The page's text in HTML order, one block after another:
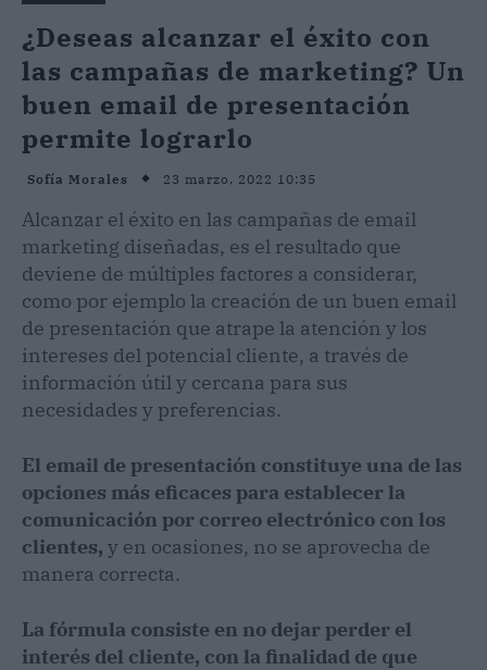
¿Deseas alcanzar el éxito con
las campañas de marketing? Un
buen email de presentación
permite lograrlo
Sofía Morales 23 marzo, 2022 10:35
Alcanzar el éxito en las campañas de email
marketing diseñadas, es el resultado que
deviene de múltiples factores a considerar,
como por ejemplo la creación de un buen email
de presentación que atrape la atención y los
intereses del potencial cliente, a través de
información útil y cercana para sus
necesidades y preferencias.
El email de presentación constituye una de las
opciones más eficaces para establecer la
comunicación por correo electrónico con los
clientes, y en ocasiones, no se aprovecha de
manera correcta.
La fórmula consiste en no dejar perder el
interés del cliente, con la finalidad de que